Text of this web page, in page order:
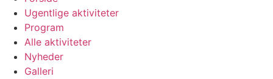
Ugentlige aktiviteter
Program
Alle aktiviteter
Nyheder
Galleri